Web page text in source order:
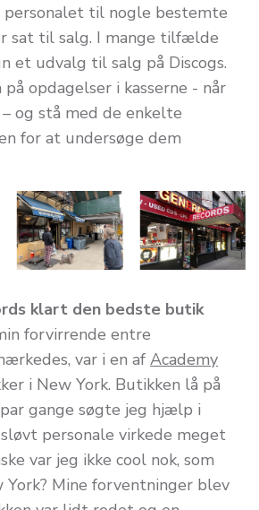
personalet til nogle bestemte
sat til salg. I mange tilfælde
et udvalg til salg på Discogs.
opdagelser i kasserne - når
og stå med de enkelte
for at undersøge dem
klart den bedste butik
forvirrende entre
var i en af Academy
i New York. Butikken lå på
gange søgte jeg hjælp i
personale virkede meget
var jeg ikke cool nok, som
York? Mine forventninger blev